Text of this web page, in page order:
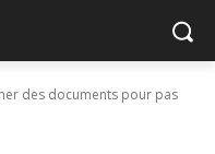
des documents pour pas